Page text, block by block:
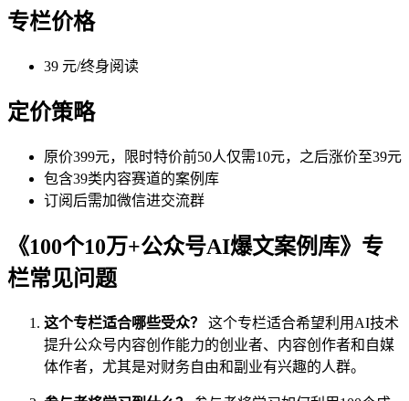
专栏价格
39 元/终身阅读
定价策略
原价399元，限时特价前50人仅需10元，之后涨价至39元
包含39类内容赛道的案例库
订阅后需加微信进交流群
《100个10万+公众号AI爆文案例库》专
栏常见问题
这个专栏适合哪些受众？
这个专栏适合希望利用AI技术
提升公众号内容创作能力的创业者、内容创作者和自媒
体作者，尤其是对财务自由和副业有兴趣的人群。